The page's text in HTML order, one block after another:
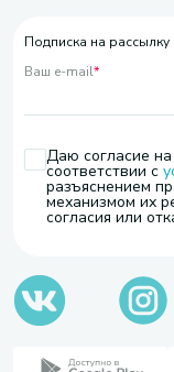
Подписка на
Ваш e-mail*
Даю согласие
соответствии с
разъяснением
механизмом их
согласия или